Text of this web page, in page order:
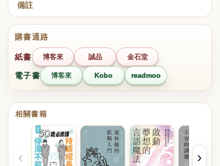
備註
購書通路
紙書 博客來 誠品 金石堂
電子書 博客來 Kobo readmoo
相關書籍
‹ ›